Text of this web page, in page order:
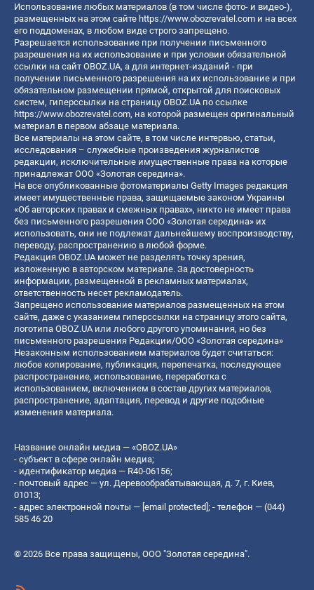
Использование любых материалов (в том числе фото- и видео-),
размещенных на этом сайте https://www.obozrevatel.com и на всех
его поддоменах, в любом виде строго запрещено.
Разрешается использование при получении письменного
разрешения на их использование и при условии обязательной
ссылки на сайт OBOZ.UA, а для интернет-изданий - при
получении письменного разрешения на их использование и при
обязательном размещении прямой, открытой для поисковых
систем, гиперссылки на страницу OBOZ.UA по ссылке
https://www.obozrevatel.com, на которой размещен оригинальный
материал в первом абзаце материала.
Все материалы на этом сайте, в том числе интервью, статьи,
исследования – служебные произведения журналистов
редакции, исключительные имущественные права на которые
принадлежат ООО «Золотая середина».
На все опубликованные фотоматериалы Getty Images редакция
имеет имущественные права, защищаемые законом Украины
«Об авторских правах и смежных правах», никто не имеет права
без письменного разрешения ООО «Золотая середина» их
использовать, они не подлежат дальнейшему воспроизводству,
переводу, распространению в любой форме.
Редакция OBOZ.UA может не разделять точку зрения,
изложенную в авторском материале. За достоверность
информации, размещенной в рекламных материалах,
ответственность несет рекламодатель.
Запрещено использование материалов размещенных на этом
сайте, даже с указанием гиперссылки на страницу этого сайта,
логотипа OBOZ.UA или любого другого упоминания, но без
письменного разрешения Редакции/ООО «Золотая середина»
Незаконным использованием материалов будет считаться:
любое копирование, публикация, перепечатка, последующее
распространение, использование, переработка с
использованием, включением в состав других материалов,
распространение, адаптация, перевод и другие подобные
изменения материала.
Название онлайн медиа — «OBOZ.UA»
- субъект в сфере онлайн медиа;
- идентификатор медиа — R40-06156;
- почтовый адрес — ул. Деревообрабатывающая, д. 7, г. Киев,
01013;
- адрес электронной почты — [email protected] ; - телефон — (044)
585 46 20
© 2026 Все права защищены, ООО "Золотая середина".